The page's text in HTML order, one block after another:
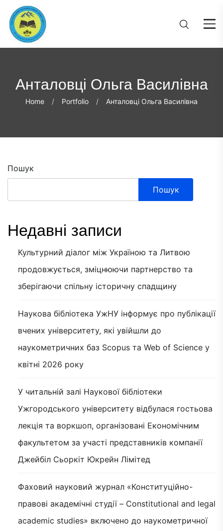
Анталовці Ольга Василівна
Home Portfolio Анталовці Ольга Василівна
Пошук
Пошук
Недавні записи
Культурний діалог між Україною та Литвою
продовжується, зміцнюючи партнерство та
зберігаючи спільну історичну спадщину
Наукова бібліотека УжНУ інформує про публікації
вчених університету, які увійшли до
наукометричних баз Scopus та Web of Science у
квітні 2026 року
У читальній залі Наукової бібліотеки
Ужгородського університету відбулася гостьова
лекція та воркшоп, організовані Економічним
факультетом за участі представників компанії
Джейбіл Сьоркіт Юкрейн Лімітед
Фаховий науковий журнал «Конституційно-
правові академічні студії – Constitutional and legal
academic studies» включено до наукометричної